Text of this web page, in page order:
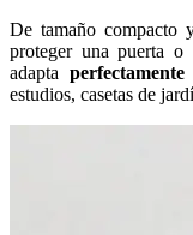
De tamaño compacto
proteger una puerta o
adapta
estudios, casetas de